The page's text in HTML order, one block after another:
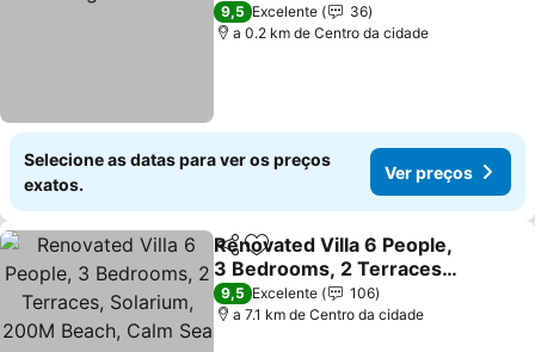
9,5 Excelente
36
a 0.2 km de Centro da cidade
Selecione as datas para ver os preços
exatos.
Ver preços
PartilharAdicionar aos favoritos
Renovated Villa 6 People,
3 Bedrooms, 2 Terraces,
Solarium, 200M Beach,
Calm Sea
9,5 Excelente
106
a 7.1 km de Centro da cidade